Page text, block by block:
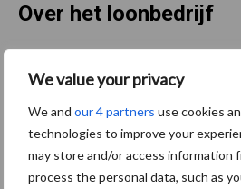
We value your privacy
We and our 4 partners use cookies
technologies to improve your
may store and/or access information
process the personal data, such as
Over het loonbedrijf
Flevoland. Stefan Hut richt zich met
Daarnaast heeft het loonbedrijf ook
transportwerkzaamheden uit.
Tekst: Kim Sjoers